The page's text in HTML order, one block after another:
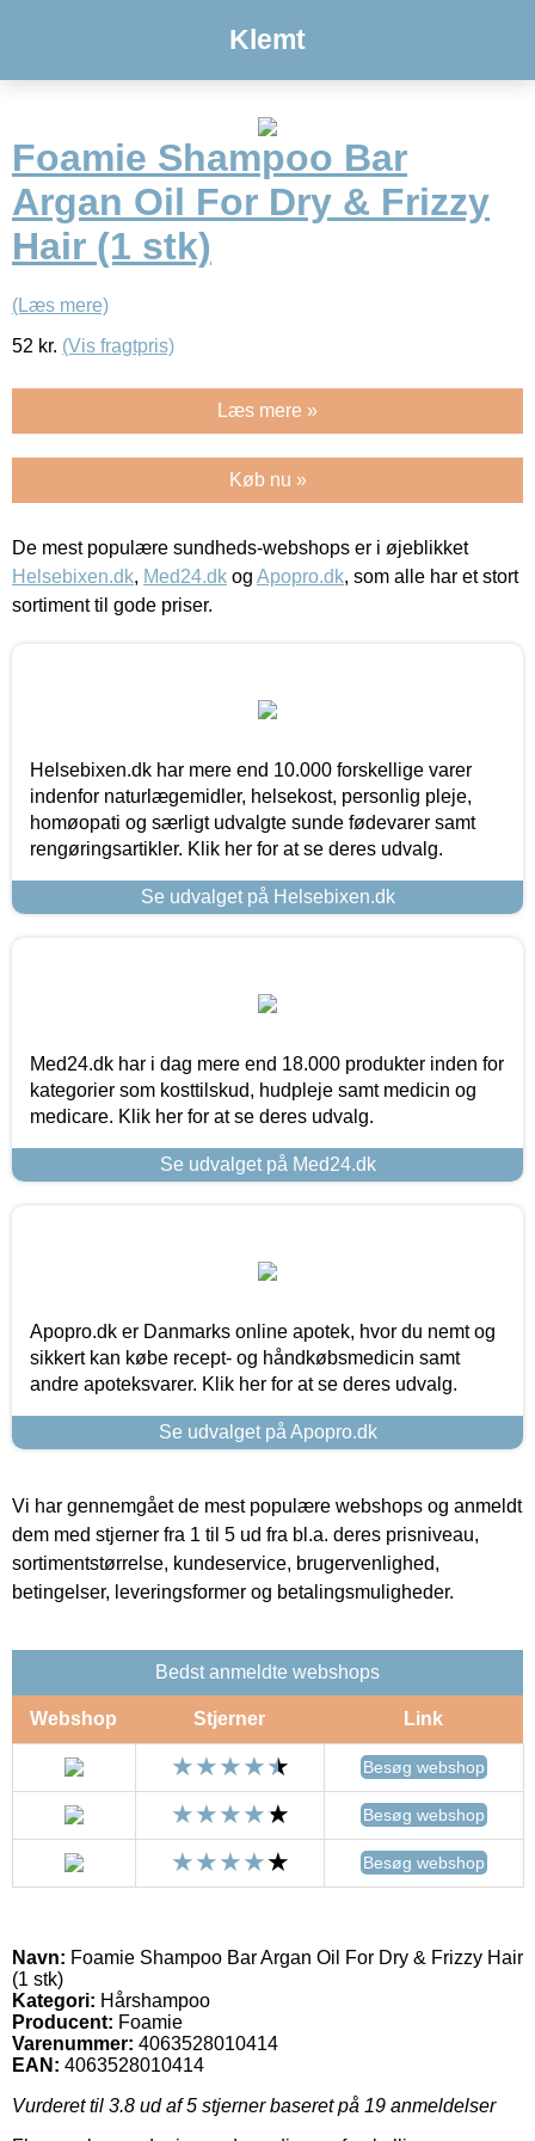
Klemt
Foamie Shampoo Bar
Argan Oil For Dry & Frizzy
Hair (1 stk)
(Læs mere)
52 kr. (Vis fragtpris)
Læs mere »
Køb nu »
De mest populære sundheds-webshops er i øjeblikket
Helsebixen.dk, Med24.dk og Apopro.dk, som alle har et stort
sortiment til gode priser.
Helsebixen.dk har mere end 10.000 forskellige varer
indenfor naturlægemidler, helsekost, personlig pleje,
homøopati og særligt udvalgte sunde fødevarer samt
rengøringsartikler. Klik her for at se deres udvalg.
Se udvalget på Helsebixen.dk
Med24.dk har i dag mere end 18.000 produkter inden for
kategorier som kosttilskud, hudpleje samt medicin og
medicare. Klik her for at se deres udvalg.
Se udvalget på Med24.dk
Apopro.dk er Danmarks online apotek, hvor du nemt og
sikkert kan købe recept- og håndkøbsmedicin samt
andre apoteksvarer. Klik her for at se deres udvalg.
Se udvalget på Apopro.dk
Vi har gennemgået de mest populære webshops og anmeldt
dem med stjerner fra 1 til 5 ud fra bl.a. deres prisniveau,
sortimentstørrelse, kundeservice, brugervenlighed,
betingelser, leveringsformer og betalingsmuligheder.
Bedst anmeldte webshops
Webshop Stjerner Link
Besøg webshop
Besøg webshop
Besøg webshop
Navn: Foamie Shampoo Bar Argan Oil For Dry & Frizzy Hair
(1 stk)
Kategori: Hårshampoo
Producent: Foamie
Varenummer: 4063528010414
EAN: 4063528010414
Vurderet til 3.8 ud af 5 stjerner baseret på 19 anmeldelser